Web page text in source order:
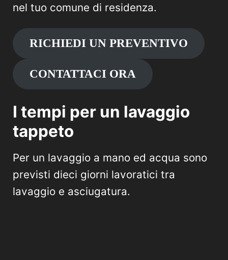
nel tuo comune di residenza.
RICHIEDI UN PREVENTIVO
CONTATTACI ORA
I tempi per un lavaggio
tappeto
Per un lavaggio a mano ed acqua sono
previsti dieci giorni lavoratici tra
lavaggio e asciugatura.